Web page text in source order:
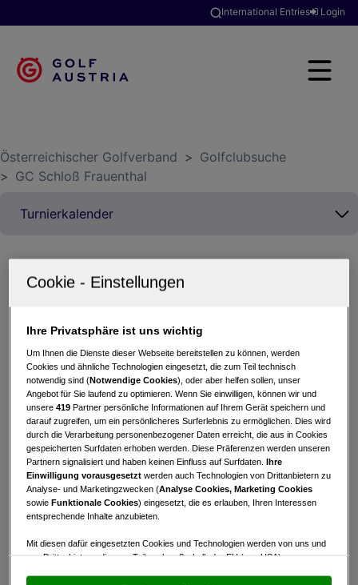
International Entries Login
Österreichischer Golfverband > Golfclubsuche
> GC Schloß Frauenthal
Vergangene Turniere
Fr 31.07.2026
Mannschafts-Bundesliga
Herren Div. 2A
Fr 31.07.2026
Mannschafts-Bundesliga
Herren Div. 2B
Mi 05.08.2026
MAKITA 9
Do 06.08.2026 Gert 60th Invitational
Do 06.08.2026 Bandidos
Fr 07.08.2026
Stableford
So 09.08.2026 Strawberry Tour
Ihre Privatsphäre ist uns wichtig
Um Ihnen die Dienste dieser Webseite bereitstellen zu können, werden
Cookies und ähnliche Technologien eingesetzt, die zum Teil technisch
notwendig sind (Notwendige Cookies), oder aber helfen sollen, unser
Angebot für Sie laufend zu optimieren. Wenn Sie einwilligen, können wir und
unsere419 Partner persönliche Informationen auf Ihrem Gerät speichern und
darauf zugreifen, um ein persönlicheres Surferlebnis zu ermöglichen. Dies wird
durch die Verarbeitung personenbezogener Daten erreicht, die aus in Cookies
gespeicherten Surfdaten erhoben werden. Diese Präferenzen werden unseren
Partnern signalisiert und haben keinen Einfluss auf Surfdaten.Ihre
Einwilligung vorausgesetzt werden auch Technologien von Drittanbietern zu
Analyse- und Marketingzwecken (Analyse Cookies, Marketing Cookies
sowieFunktionale Cookies) eingesetzt, die es erlauben, Ihren Interessen
entsprechende Inhalte anzubieten.
Mit diesen dafür eingesetzten Cookies und Technologien werden von uns und
von Drittanbietern, die zum Teil auch außerhalb der EU (u.a. USA)